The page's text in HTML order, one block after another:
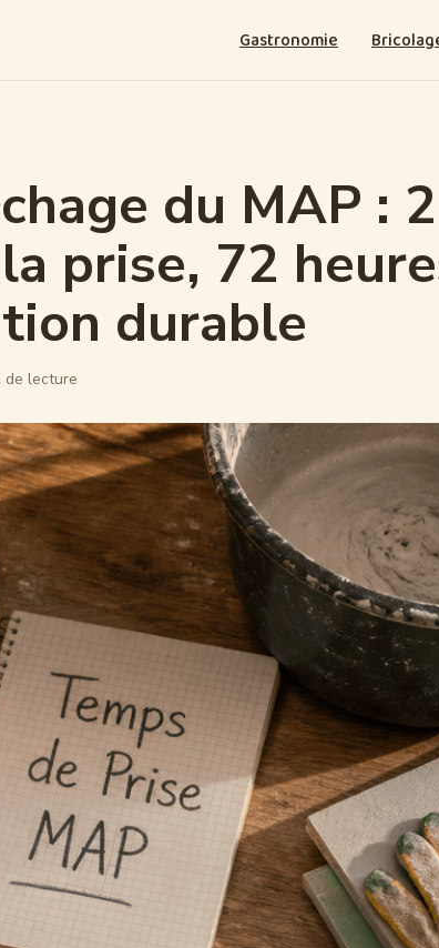
Gastronomie
du MAP : 2
prise, 72
durable
de lecture